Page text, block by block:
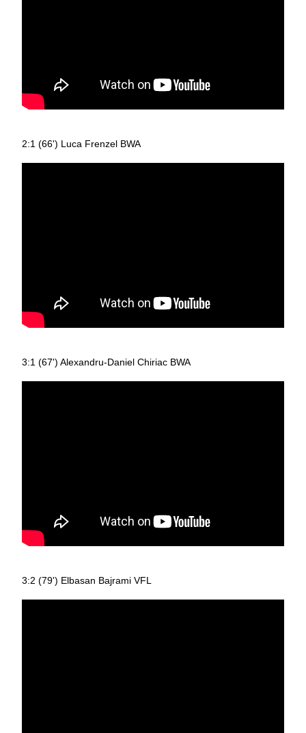
2:1 (66') Luca Frenzel BWA
3:1 (67') Alexandru-Daniel Chiriac BWA
3:2 (79') Elbasan Bajrami VFL